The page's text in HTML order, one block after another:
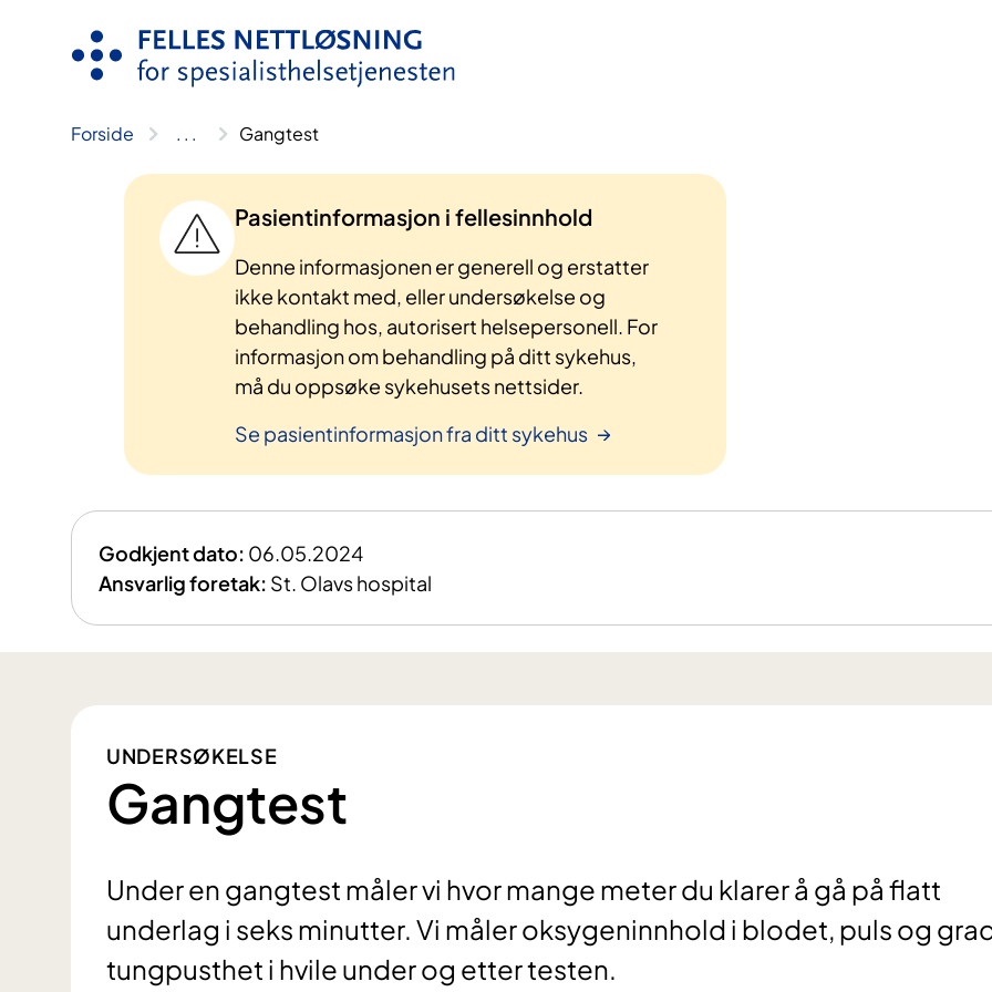
Forside .. . Gangtest
Pasientinformasjon i fellesinnhold
Denne informasjonen er generell og erstatter
ikke kontakt med, eller undersøkelse og
behandling hos, autorisert helsepersonell. For
informasjon om behandling på ditt sykehus,
må du oppsøke sykehusets nettsider.
Se pasientinformasjon fra ditt sykehus
Godkjent dato: 06.05.2024
Ansvarlig foretak: St. Olavs hospital
UNDERSØKELSE
Gangtest
Under en gangtest måler vi hvor mange meter du klarer å gå på flatt
underlag i seks minutter. Vi måler oksygeninnhold i blodet, puls og
tungpusthet i hvile under og etter testen.